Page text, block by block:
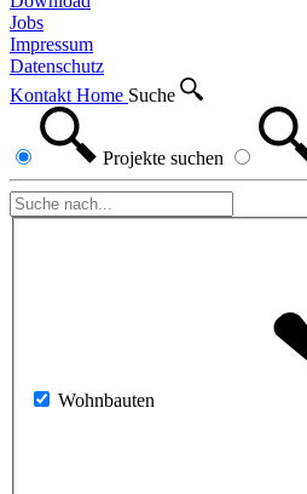
Jobs
Impressum
Datenschutz
Kontakt Home Suche
Projekte suchen
Wohnbauten